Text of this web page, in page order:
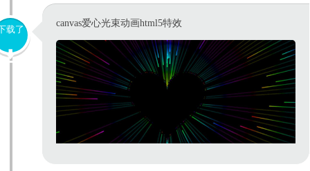
载了
canvas爱心光束动画html5特效